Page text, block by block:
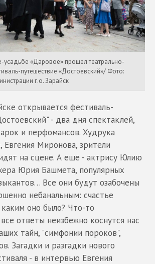
усадьбе «Даровое» прошел театрально-
путешествие «Достоевский»/ Фото:
г.о. Зарайск
открывается фестиваль-
- два дня спектаклей,
и перфомансов. Худрука
Евгения Миронова, зрители
на сцене. А еще - актрису Юлию
Юрия Башмета, популярных
Все они будут озабочены
небанальным: счастье
оно было? Что-то
ответы неизбежно коснутся нас
тайн, "симфонии пороков",
Загадки и разгадки нового
- в интервью Евгения